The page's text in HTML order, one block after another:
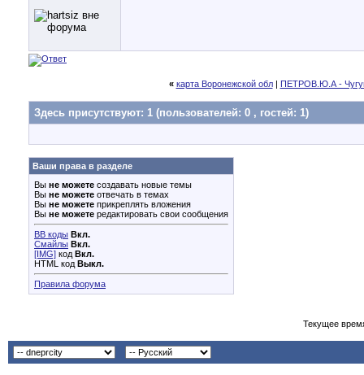
« карта Воронежской обл| ПЕТРОВ.Ю.А -
Здесь присутствуют: 1 (пользователей: 0 , гостей: 1)
Ваши права в разделе
Вы не можете создавать новые темы
Вы не можете отвечать в темах
Вы не можете прикреплять вложения
Вы не можете редактировать свои сообщения
BB коды Вкл.
Смайлы Вкл.
[IMG] код Вкл.
HTML код Выкл.
Правила форума
Текущее